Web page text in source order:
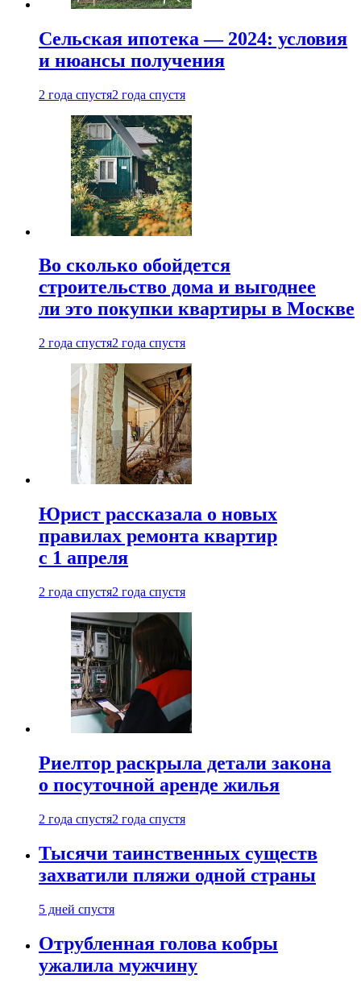
Сельская ипотека — 2024: условия
и нюансы получения
2 года спустя2 года спустя
Во сколько обойдется
строительство дома и выгоднее
ли это покупки квартиры в Москве
2 года спустя2 года спустя
Юрист рассказала о новых
правилах ремонта квартир
с 1 апреля
2 года спустя2 года спустя
Риелтор раскрыла детали закона
о посуточной аренде жилья
2 года спустя2 года спустя
Тысячи таинственных существ
захватили пляжи одной страны
5 дней спустя
Отрубленная голова кобры
ужалила мужчину